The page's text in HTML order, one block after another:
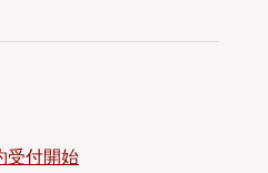
受付開始